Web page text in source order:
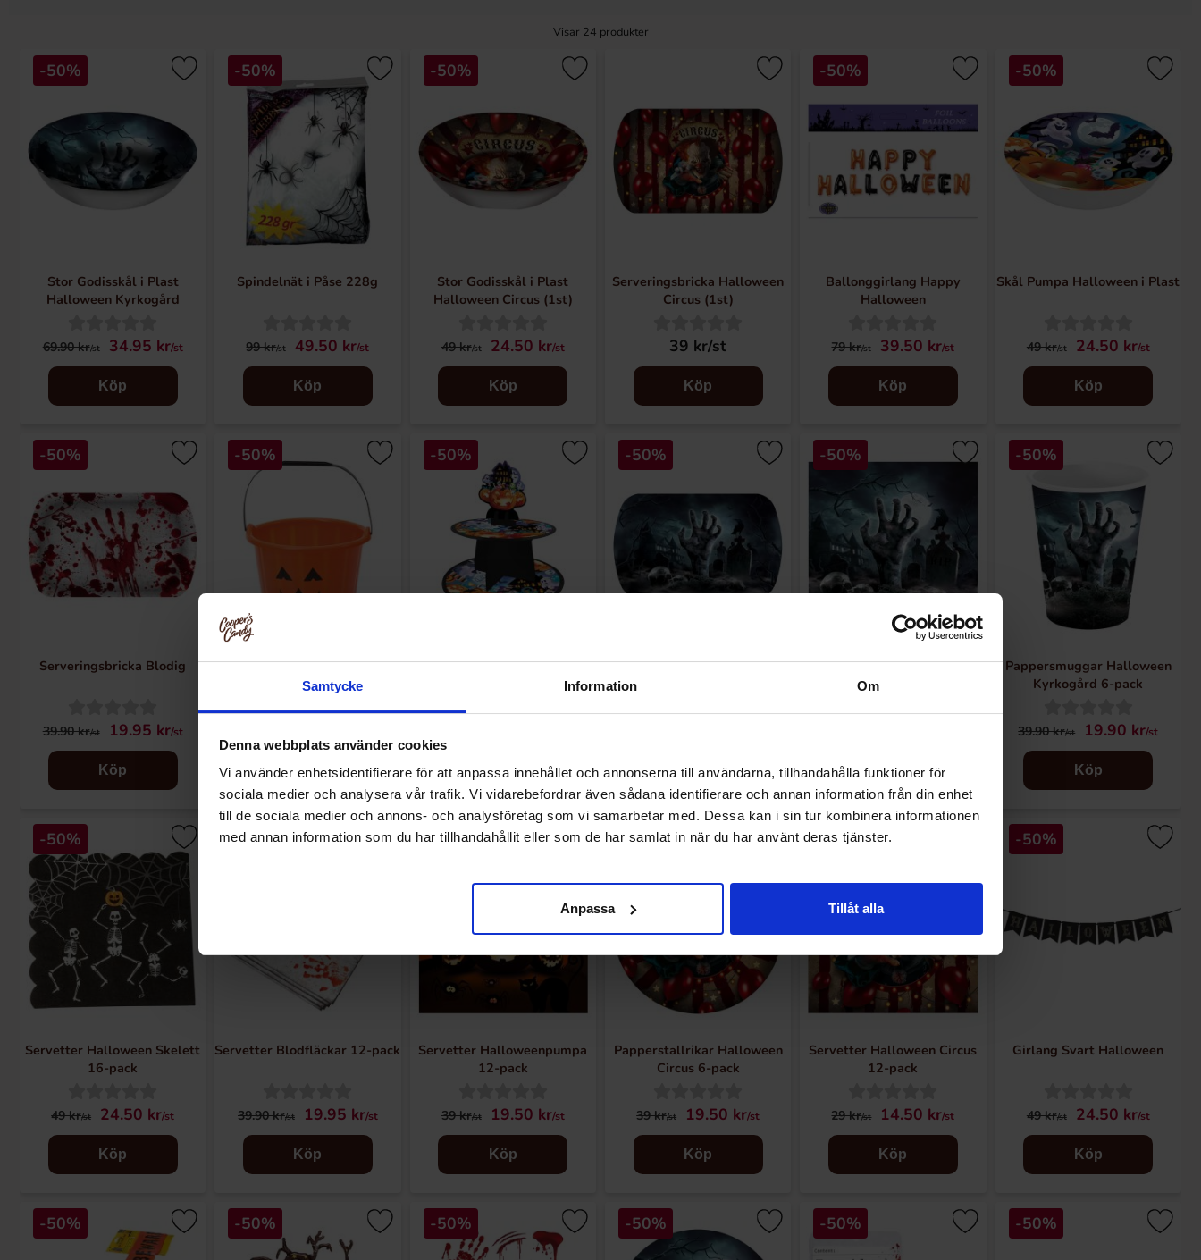
Samtycke Information Om
Denna webbplats använder cookies
Vi använder enhetsidentifierare för att anpassa innehållet och annonserna till användarna, tillhandahålla funktioner för
sociala medier och analysera vår trafik. Vi vidarebefordrar även sådana identifierare och annan information från din enhet
till de sociala medier och annons- och analysföretag som vi samarbetar med. Dessa kan i sin tur kombinera informationen
med annan information som du har tillhandahållit eller som de har samlat in när du har använt deras tjänster.
Anpassa Tillåt alla
Visar 24 produkter
-50%
Stor Godisskål i Plast
Halloween Kyrkogård
69.90 kr/st 34.95 kr/st
Köp
-50%
Spindelnät i Påse 228g
99 kr/st 49.50 kr/st
Köp
-50%
Stor Godisskål i Plast
Halloween Circus (1st)
49 kr/st 24.50 kr/st
Köp
Serveringsbricka Halloween
Circus (1st)
39 kr/st
Köp
-50%
Ballonggirlang Happy
Halloween
79 kr/st 39.50 kr/st
Köp
-50%
Skål Pumpa Halloween i Plast
49 kr/st 24.50 kr/st
Köp
-50%
Serveringsbricka Blodig
39.90 kr/st 19.95 kr/st
Köp
-50%
Pumpa Godishink
Köp
-50%
Muffinsställ Halloween
Köp
-50%
Bricka Halloween Kyrkogård
Köp
-50%
Servetter Halloween
Kyrkogård 12-pack
Köp
-50%
Pappersmuggar Halloween
Kyrkogård 6-pack
39.90 kr/st 19.90 kr/st
Köp
-50%
Servetter Halloween Skelett
16-pack
49 kr/st 24.50 kr/st
Köp
-50%
Servetter Blodfläckar 12-pack
39.90 kr/st 19.95 kr/st
Köp
-50%
Servetter Halloweenpumpa
12-pack
39 kr/st 19.50 kr/st
Köp
-50%
Papperstallrikar Halloween
Circus 6-pack
39 kr/st 19.50 kr/st
Köp
-50%
Servetter Halloween Circus
12-pack
29 kr/st 14.50 kr/st
Köp
-50%
Girlang Svart Halloween
49 kr/st 24.50 kr/st
Köp
-50% -50% -50% -50% -50% -50%